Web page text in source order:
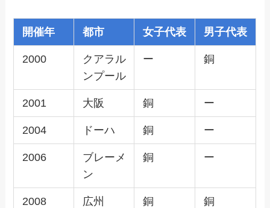
開催年 都市 女子代表 男子代表
2000
クアラル
ンプール
ー 銅
2001 大阪 銅 ー
2004 ドーハ 銅 ー
2006
ブレーメ
ン
銅 ー
2008 広州 銅 銅